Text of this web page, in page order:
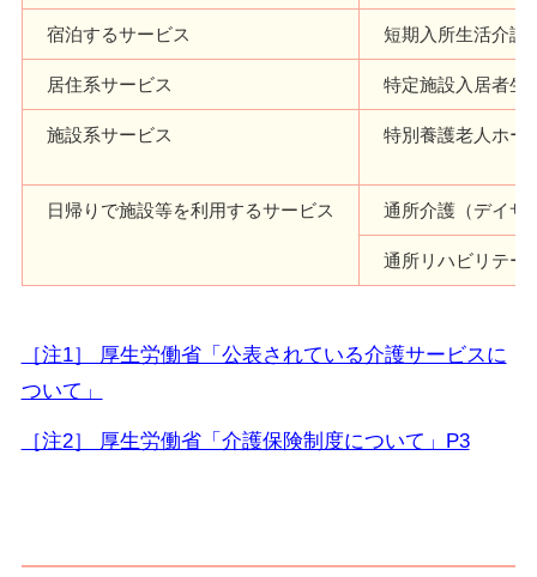
宿泊するサービス 短期入所生活介護
居住系サービス 特定施設入居者生
施設系サービス 特別養護老人ホー
日帰りで施設等を利用するサービス 通所介護（デイサ
通所リハビリテー
［注1］ 厚生労働省「公表されている介護サービスに
ついて」
［注2］ 厚生労働省「介護保険制度について」P3